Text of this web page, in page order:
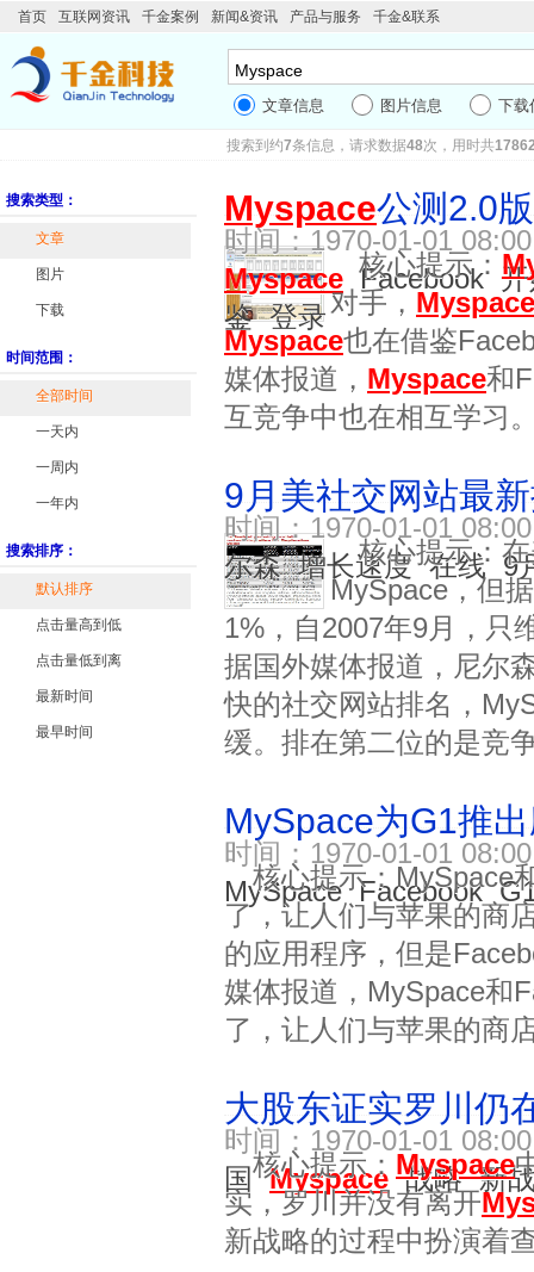
首页 互联网资讯 千金案例 新闻&资讯 产品与服务 千金&联系
文章信息 图片信息 下载
搜索到约7条信息，请求数据48次，用时共
搜索类型：
文章
图片
下载
时间范围：
全部时间
一天内
一周内
一年内
搜索排序：
默认排序
点击量高到低
点击量低到离
最新时间
最早时间
Myspace公测2.0
时间：1970-01-01
Myspace Facebook
鉴 登录
核心提示：
对手， Myspace
Myspace也在借鉴
媒体报道， Myspace和
互竞争中也在相互学习
9月美社交网站最
时间：1970-01-01
尔森 增长速度 在线 9
核心提示：
MySpace，但
1%，自2007年9月，只
据国外媒体报道，尼尔
快的社交网站排名，
缓。排在第二位的是竞
MySpace为G1推
时间：1970-01-01
MySpace Facebook
核心提示：MySpace
了，让人们与苹果的商
的应用程序，但是
媒体报道，MySpace和
了，让人们与苹果的商
大股东证实罗川仍
时间：1970-01-01
国
Myspace 战略 新
核心提示： Myspace
实，罗川并没有离开
新战略的过程中扮演着